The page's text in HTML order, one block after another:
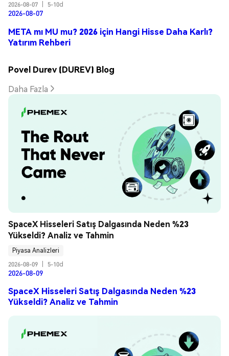
2026-08-07
5-10d
2026-08-07
META mı MU mu? 2026 için Hangi Hisse Daha Karlı?
Yatırım Rehberi
Povel Durev (DUREV) Blog
Daha Fazla
SpaceX Hisseleri Satış Dalgasında Neden %23
Yükseldi? Analiz ve Tahmin
Piyasa Analizleri
2026-08-09
5-10d
2026-08-09
SpaceX Hisseleri Satış Dalgasında Neden %23
Yükseldi? Analiz ve Tahmin